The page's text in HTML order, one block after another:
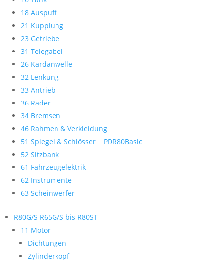
18 Auspuff
21 Kupplung
23 Getriebe
31 Telegabel
26 Kardanwelle
32 Lenkung
33 Antrieb
36 Räder
34 Bremsen
46 Rahmen & Verkleidung
51 Spiegel & Schlösser __PDR80Basic
52 Sitzbank
61 Fahrzeugelektrik
62 Instrumente
63 Scheinwerfer
R80G/S R65G/S bis R80ST
11 Motor
Dichtungen
Zylinderkopf